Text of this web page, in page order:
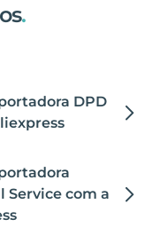
.
DPD
Service com a